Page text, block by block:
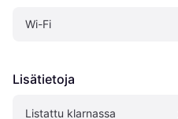
Wi-Fi
Lisätietoja
Listattu klarnassa